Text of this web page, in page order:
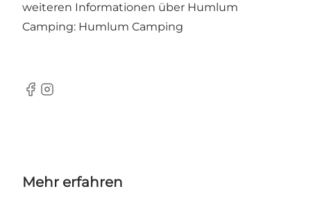
weiteren Informationen über Humlum
Camping: Humlum Camping
Facebook
Instagram
Mehr erfahren